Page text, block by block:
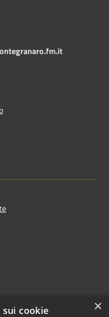
×
cookie